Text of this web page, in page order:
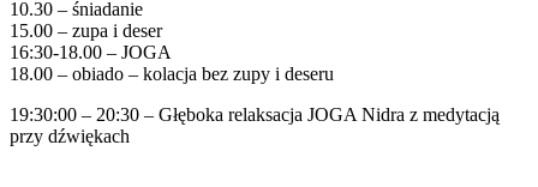
10.30 – śniadanie
15.00 – zupa i deser
16:30-18.00 – JOGA
18.00 – obiado – kolacja bez zupy i deseru
19:30:00 – 20:30 – Głęboka relaksacja JOGA Nidra z medytacją
przy dźwiękach